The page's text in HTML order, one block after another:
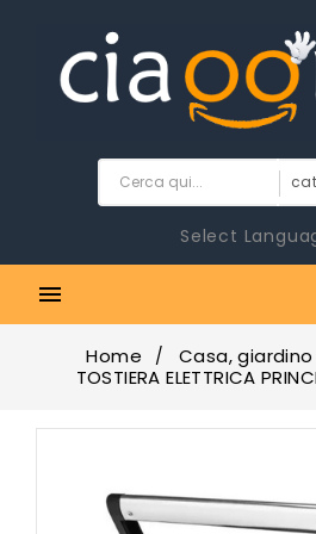
Select

Home
Casa,
TOSTIERA ELETTRICA